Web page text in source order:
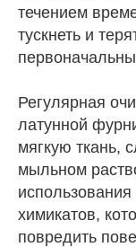
течением
тускнеть и
Регулярная
латунной
мягкую ткань,
мыльном
химикатов,
повредить